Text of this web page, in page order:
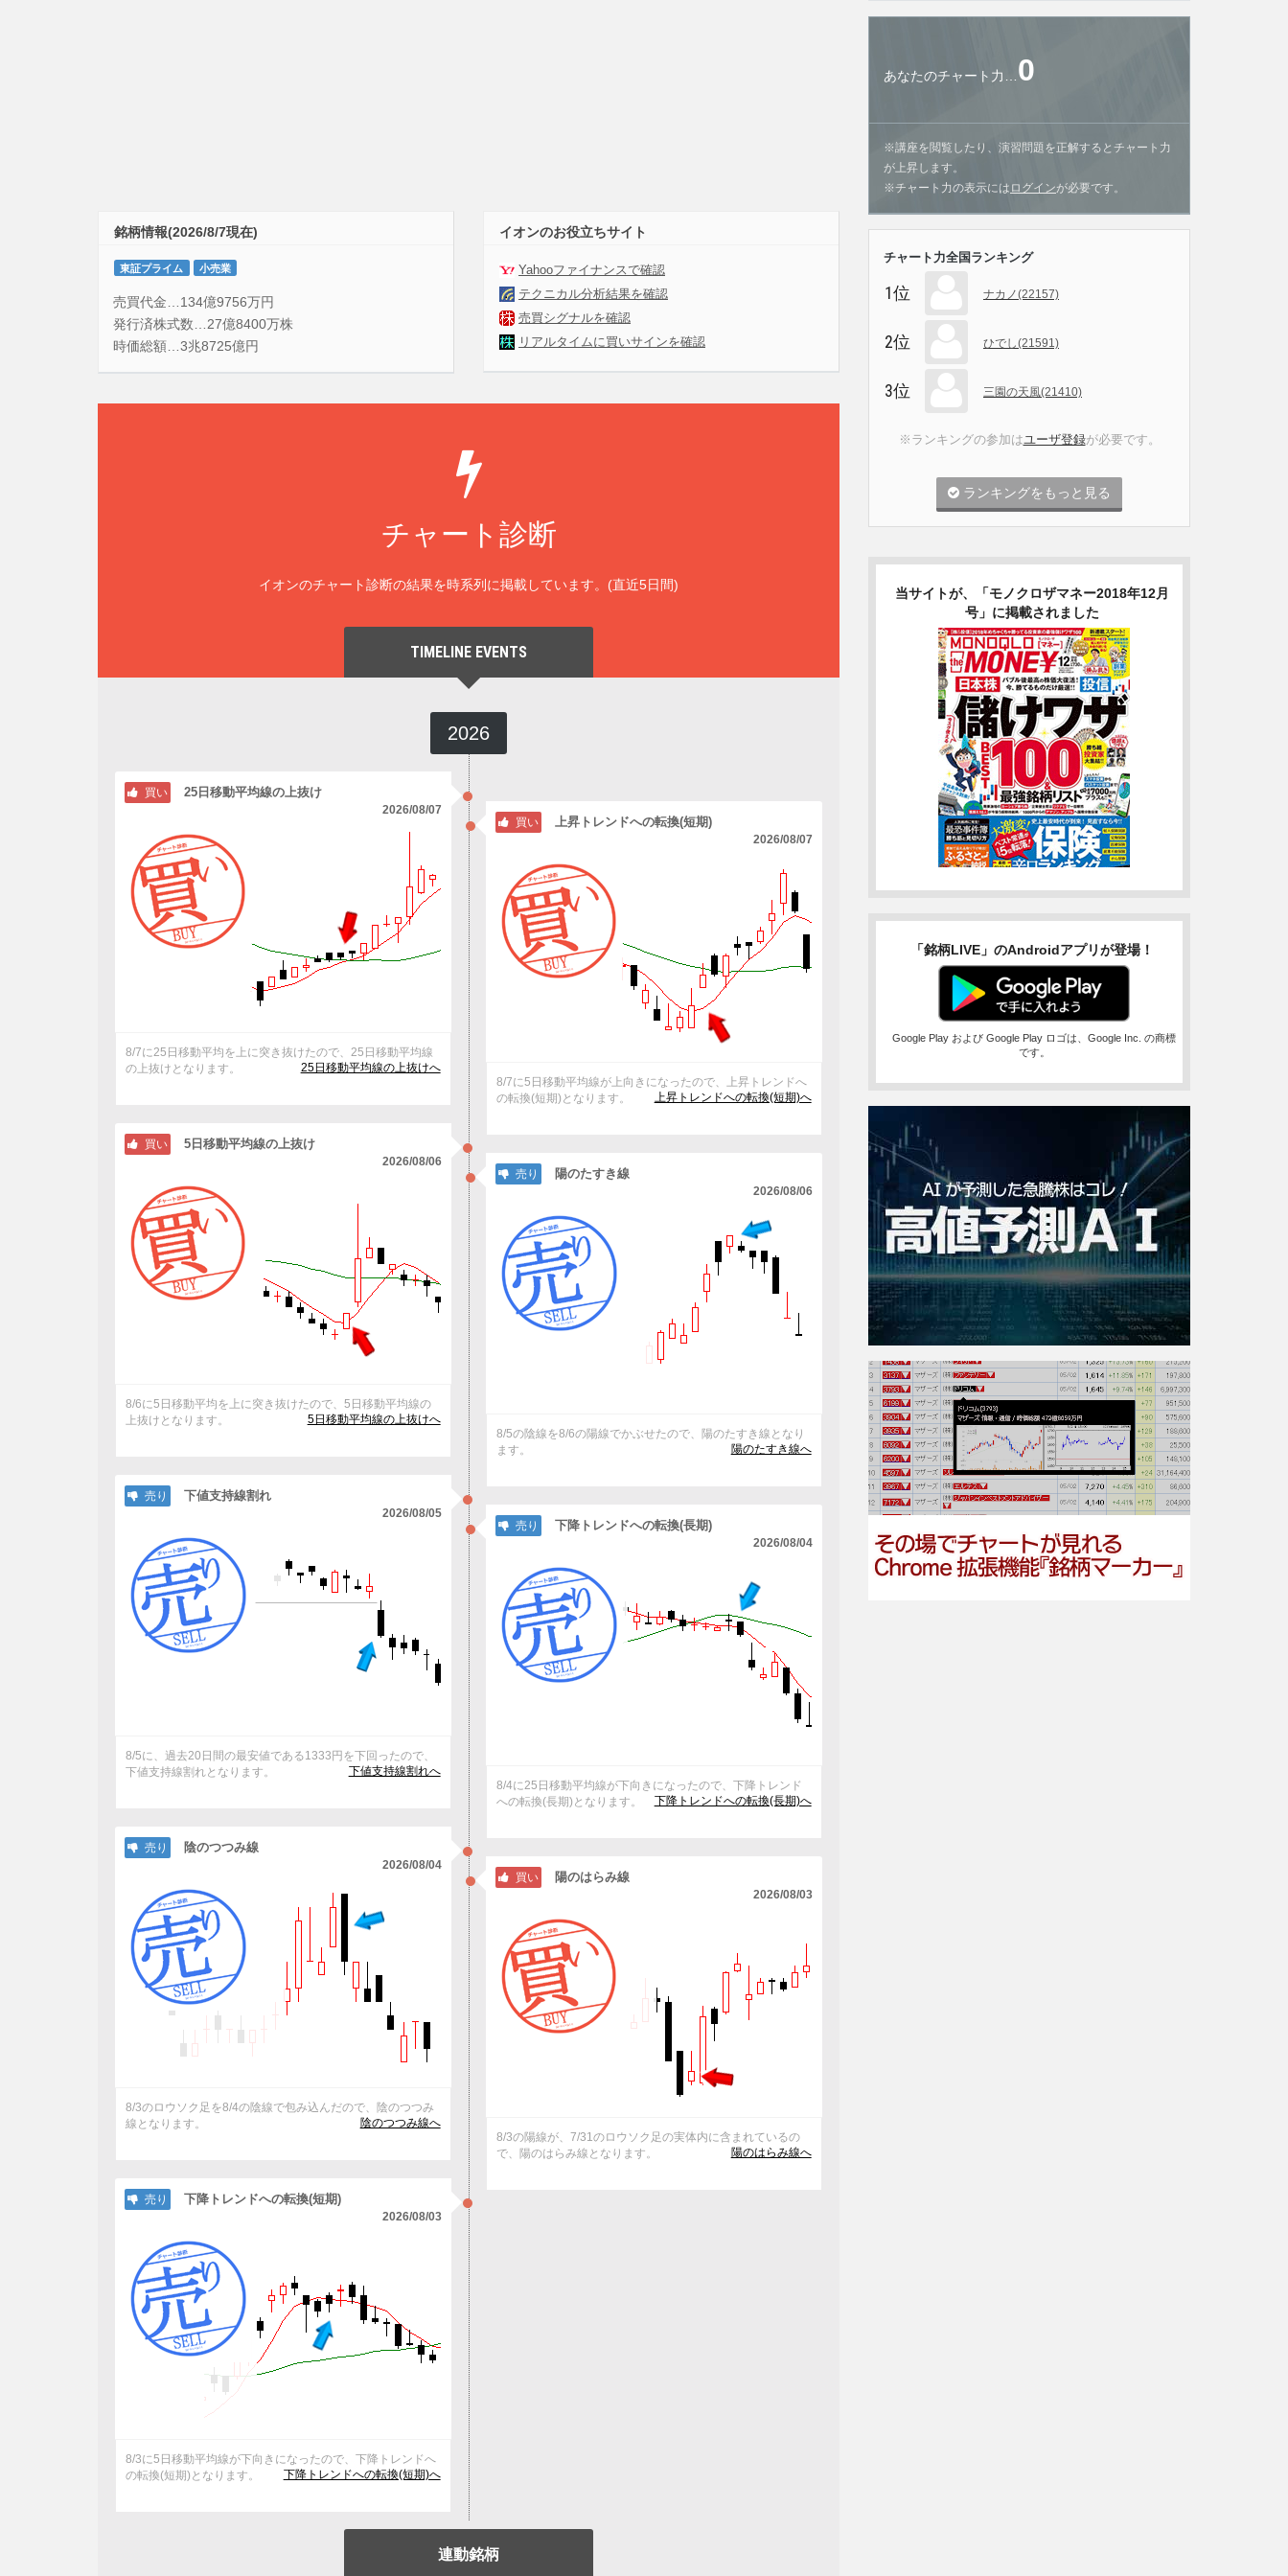
銘柄情報(2026/8/7現在)
東証プライム 小売業
売買代金…134億9756万円
発行済株式数…27億8400万株
時価総額…3兆8725億円
イオンのお役立ちサイト
Yahooファイナンスで確認
テクニカル分析結果を確認
売買シグナルを確認
リアルタイムに買いサインを確認
チャート診断
イオンのチャート診断の結果を時系列に掲載しています。(直近5日間)
TIMELINE EVENTS
2026
買い 25日移動平均線の上抜け
2026/08/07
8/7に25日移動平均を上に突き抜けたので、25日移動平均線
の上抜けとなります。
25日移動平均線の上抜けへ
買い 上昇トレンドへの転換(短期)
2026/08/07
8/7に5日移動平均線が上向きになったので、上昇トレンドへ
の転換(短期)となります。
上昇トレンドへの転換(短期)へ
買い 5日移動平均線の上抜け
2026/08/06
8/6に5日移動平均を上に突き抜けたので、5日移動平均線の
上抜けとなります。
5日移動平均線の上抜けへ
売り 陽のたすき線
2026/08/06
8/5の陰線を8/6の陽線でかぶせたので、陽のたすき線となり
ます。
陽のたすき線へ
売り 下値支持線割れ
2026/08/05
8/5に、過去20日間の最安値である1333円を下回ったので、
下値支持線割れとなります。
下値支持線割れへ
売り 下降トレンドへの転換(長期)
2026/08/04
8/4に25日移動平均線が下向きになったので、下降トレンド
への転換(長期)となります。
下降トレンドへの転換(長期)へ
売り 陰のつつみ線
2026/08/04
8/3のロウソク足を8/4の陰線で包み込んだので、陰のつつみ
線となります。
陰のつつみ線へ
買い 陽のはらみ線
2026/08/03
8/3の陽線が、7/31のロウソク足の実体内に含まれているの
で、陽のはらみ線となります。
陽のはらみ線へ
売り 下降トレンドへの転換(短期)
2026/08/03
8/3に5日移動平均線が下向きになったので、下降トレンドへ
の転換(短期)となります。
下降トレンドへの転換(短期)へ
連動銘柄
あなたのチャート力… 0
※講座を閲覧したり、演習問題を正解するとチャート力
が上昇します。
※チャート力の表示には ログインが必要です。
チャート力全国ランキング
1位 ナカノ(22157)
2位 ひでし(21591)
3位 三園の天風(21410)
※ランキングの参加はユーザ登録が必要です。
ランキングをもっと見る
当サイトが、「モノクロザマネー2018年12月
号」に掲載されました
「銘柄LIVE」のAndroidアプリが登場！
Google Play および Google Play ロゴは、Google Inc. の商標
です。